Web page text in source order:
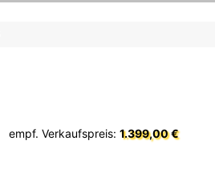
empf. Verkaufspreis: 1.399,00 €